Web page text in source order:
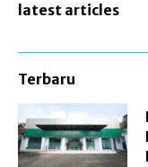
latest articles
Terbaru